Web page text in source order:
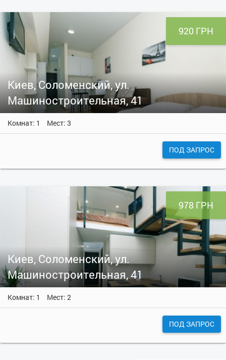
920 ГРН
Киев, Соломенский, ул.
Машиностроительная, 41
Комнат: 1 Мест: 3
ПОД ЗАПРОС
978 ГРН
Киев, Соломенский, ул.
Машиностроительная, 41
Комнат: 1 Мест: 2
ПОД ЗАПРОС